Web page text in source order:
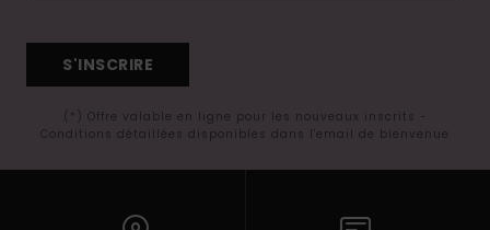
S'INSCRIRE
(*) Offre valable en ligne pour les nouveaux inscrits -
Conditions détaillées disponibles dans l'email de bienvenue